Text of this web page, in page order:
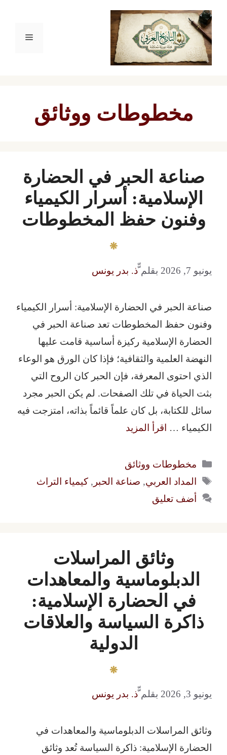
انتقل
المحتوى
القائمة
مخطوطات ووثائق
صناعة الحبر في الحضارة
الإسلامية: أسرار الكيمياء
وفنون حفظ المخطوطات
يونيو 7, 2026 بقلمّّذ. بدر يونس
صناعة الحبر في الحضارة الإسلامية: أسرار الكيمياء
وفنون حفظ المخطوطات تعد صناعة الحبر في
الحضارة الإسلامية ركيزة أساسية قامت عليها
النهضة العلمية والثقافية؛ فإذا كان الورق هو الوعاء
الذي احتوى المعرفة، فإن الحبر كان الروح التي
بثت الحياة في تلك الصفحات. لم يكن الحبر مجرد
سائل للكتابة، بل كان علماً قائماً بذاته، امتزجت فيه
الكيمياء … اقرأ المزيد
التصنيفات
مخطوطات ووثائق
الوسوم
المداد العربي, صناعة الحبر ,كيمياء التراث
أضف تعليق
وثائق المراسلات
الدبلوماسية والمعاهدات
في الحضارة الإسلامية:
ذاكرة السياسة والعلاقات
الدولية
يونيو 3, 2026 بقلمّّذ. بدر يونس
وثائق المراسلات الدبلوماسية والمعاهدات في
الحضارة الإسلامية: ذاكرة السياسة تُعد وثائق